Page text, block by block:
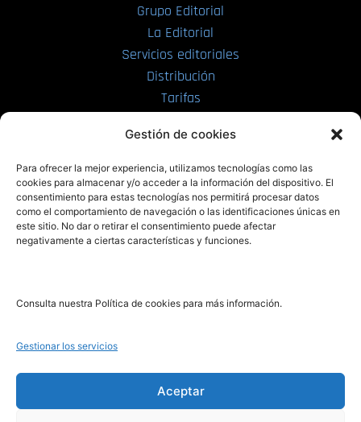
Gestión de cookies
Para ofrecer la mejor experiencia, utilizamos tecnologías como las
cookies para almacenar y/o acceder a la información del dispositivo. El
consentimiento para estas tecnologías nos permitirá procesar datos
como el comportamiento de navegación o las identificaciones únicas en
este sitio. No dar o retirar el consentimiento puede afectar
negativamente a ciertas características y funciones.
Consulta nuestra Política de cookies para más información.
Gestionar los servicios
Aceptar
Grupo Editorial
La Editorial
Servicios editoriales
Distribución
Tarifas
PRL | Films
PRL | Play
PRL | LAB
Noticias
Legal